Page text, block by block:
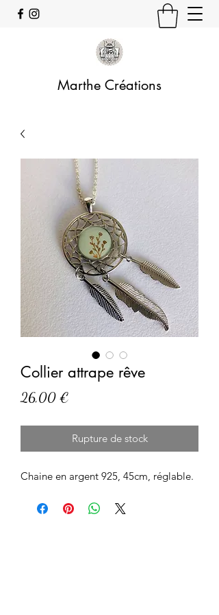
Marthe Créations
Collier attrape rêve
26,00 €
Rupture de stock
Chaine en argent 925, 45cm, réglable.